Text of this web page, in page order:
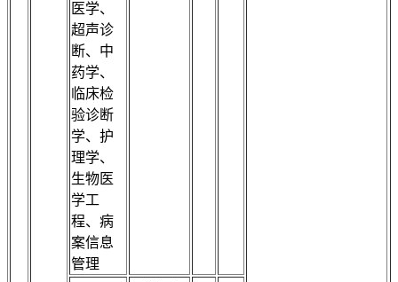
医学、
超声诊
断、中
药学、
临床检
验诊断
学、护
理学、
生物医
学工
程、病
案信息
管理